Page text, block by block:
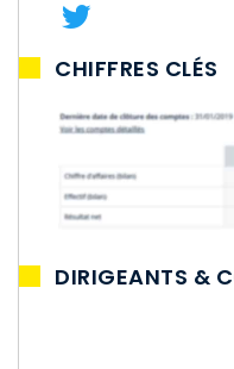
CHIFFRES CLÉS
DIRIGEANTS &